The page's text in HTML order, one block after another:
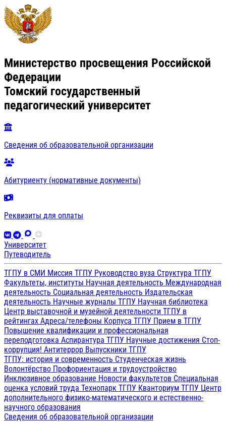
Министерство просвещения Российской
Федерации
Томский государственный
педагогический университет
Сведения об образовательной организации
Абитуриенту (нормативные документы)
Реквизиты для оплаты
Университет
Путеводитель
ТГПУ в СМИ Миссия ТГПУ Руководство вуза Структура ТГПУ
Факультеты, институты Научная деятельность Международная
деятельность Социальная деятельность Издательская
деятельность Научные журналы ТГПУ Научная библиотека
Центр выставочной и музейной деятельности ТГПУ в
рейтингах Адреса/телефоны Корпуса ТГПУ Прием в ТГПУ
Повышение квалификации и профессиональная
переподготовка Аспирантура ТГПУ Научные достижения Стоп-
коррупция! Антитеррор Выпускники ТГПУ
ТГПУ: история и современность Студенческая жизнь
Волонтёрство Профориентация и трудоустройство
Инклюзивное образование Новости факультетов Специальная
оценка условий труда Технопарк ТГПУ Кванториум ТГПУ Центр
дополнительного физико-математического и естественно-
научного образования
Сведения об образовательной организации